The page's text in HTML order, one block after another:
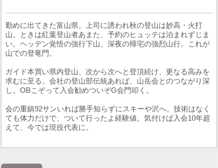
勤めに出てきた富山県。上司に誘われ秋の登山は妙高・火打
山。ときは紅葉登山者あまた、予約のヒュッテは泊まれずじま
い。ヘッデン覚悟の強行下山、深夜の帰宅の強烈山行。これが
山での登竜門。
ガイド本買い県内登山、次から次へと登頂続け、更なる高みを
求むに至る。会社の登山部伝統あれば、山岳会とのつながり深
し。OBこぞって入会勧めついぞG会門叩く。
会の重鎮92サンいれば勝手知らずにスキーや沢へ。技術はなく
ても体力だけで、ついて行ったよ経験値。気付けば入会10年超
えて、今では現役代表に。